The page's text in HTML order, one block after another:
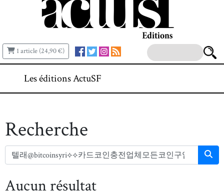
1 article (24,90 €)
Les éditions ActuSF
Recherche
Aucun résultat